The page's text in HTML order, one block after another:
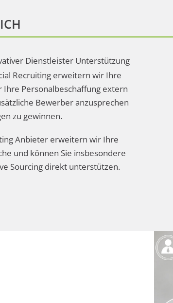
Dienstleister Unterstützung
Recruiting erweitern wir Ihre
Ihre Personalbeschaffung extern
Bewerber anzusprechen
zu gewinnen.
Anbieter erweitern wir Ihre
und können Sie insbesondere
Sourcing direkt unterstützen.